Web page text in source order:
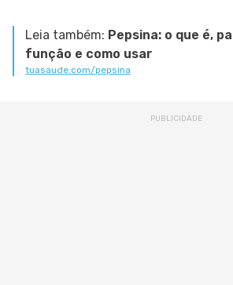
Leia também: Pepsina: o que é,
função e como usar
tuasaude.com/pepsina